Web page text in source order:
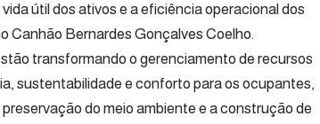
útil dos ativos e a eficiência operacional dos
Canhão Bernardes Gonçalves Coelho.
transformando o gerenciamento de recursos
sustentabilidade e conforto para os ocupantes,
do meio ambiente e a construção de